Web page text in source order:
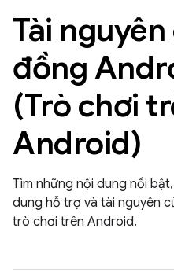
Tài
đồng
(Trò chơi
Android)
Tìm những nội dung nổi
dung hỗ trợ và tài nguyên
trò chơi trên Android.